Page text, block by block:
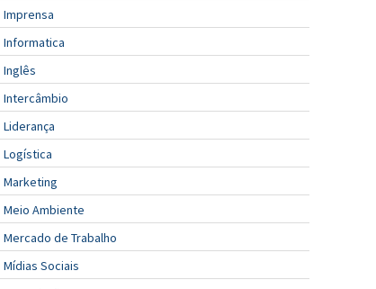
Imprensa
Informatica
Inglês
Intercâmbio
Liderança
Logística
Marketing
Meio Ambiente
Mercado de Trabalho
Mídias Sociais